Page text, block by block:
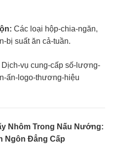
Các loại hộp-chia-ngăn,
bị suất ăn cả-tuần.
Dịch-vụ cung-cấp số-lượng-
ấn-logo-thương-hiệu
Nhôm Trong Nấu Nướng:
Ngôn Đẳng Cấp